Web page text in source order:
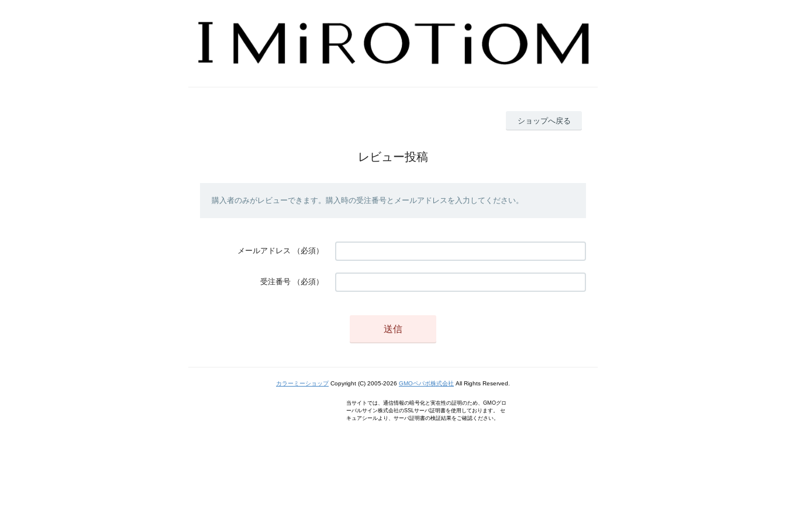
ショップへ戻る
レビュー投稿
購入者のみがレビューできます。購入時の受注番号とメールアドレスを入力してください。
メールアドレス （必須）
受注番号 （必須）
カラーミーショップCopyright (C) 2005-2026 GMOペパボ株式会社 All Rights Reserved.
当サイトでは、通信情報の暗号化と実在性の証明のため、GMOグロ
ーバルサイン株式会社のSSLサーバ証明書を使用しております。 セ
キュアシールより、サーバ証明書の検証結果をご確認ください。